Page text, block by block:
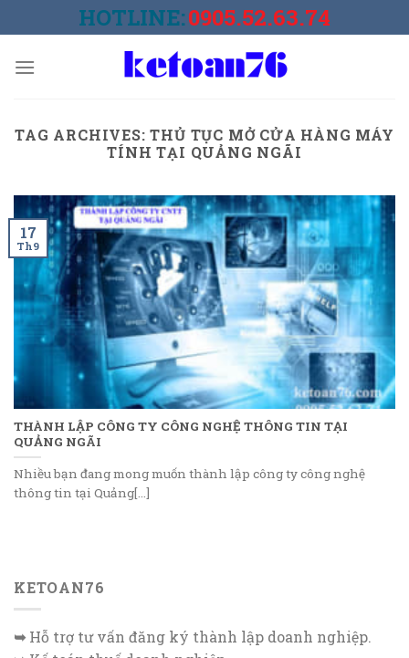
to
HOTLINE:0905.52.63.74
TAG ARCHIVES:THỦ TỤC MỞ CỬA HÀNG MÁY
TÍNH TẠI QUẢNG NGÃI
THÀNH LẬP CÔNG TY CÔNG NGHỆ THÔNG TIN TẠI
QUẢNG NGÃI
Nhiều bạn đang mong muốn thành lập công ty công nghệ
thông tin tại Quảng[...]
17
Th9
KETOAN76
➥Hỗ trợ tư vấn đăng ký thành lập doanh nghiệp.